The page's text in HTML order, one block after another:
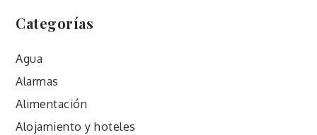
Categorías
Agua
Alarmas
Alimentación
Alojamiento y hoteles